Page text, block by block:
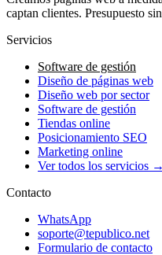
captan clientes. Presupuesto
Servicios
Software de gestión
Diseño de páginas web
Diseño web por sector
Software de gestión
Tiendas online
Posicionamiento SEO
Marketing online
Ver todos los servicios →
Contacto
WhatsApp
soporte@tepublico.net
Formulario de contacto